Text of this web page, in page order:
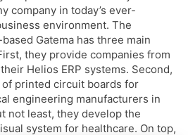
company in today’s ever-
environment. The
Gatema has three main
they provide companies from
Helios ERP systems. Second,
printed circuit boards for
engineering manufacturers in
not least, they develop the
system for healthcare. On top,